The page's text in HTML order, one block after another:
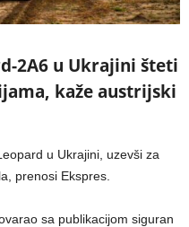
2A6 u Ukrajini šteti
kaže austrijski
u Ukrajini, uzevši za
prenosi Ekspres.
sa publikacijom siguran